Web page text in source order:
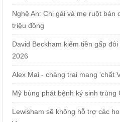
Nghệ An: Chị gái và mẹ ruột bán
triệu đồng
David Beckham kiếm tiền gấp
2026
Alex Mai - chàng trai mang 'chất
Mỹ bùng phát bệnh ký sinh trùng
Lewisham sẽ không hỗ trợ các